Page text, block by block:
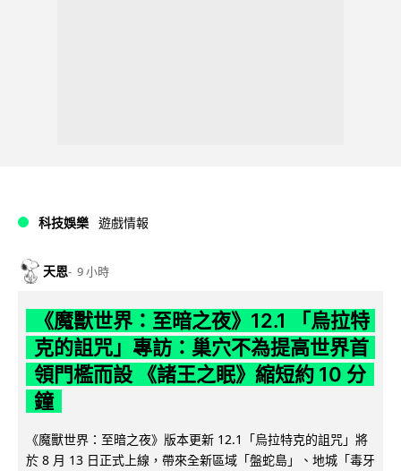
科技娛樂 遊戲情報
天恩 9 小時
《魔獸世界：至暗之夜》12.1 「烏拉特
克的詛咒」專訪：巢穴不為提高世界首
領門檻而設 《諸王之眠》縮短約 10 分
鐘
《魔獸世界：至暗之夜》版本更新 12.1「烏拉特克的詛咒」將
於 8 月 13 日正式上線，帶來全新區域「盤蛇島」、地城「毒牙